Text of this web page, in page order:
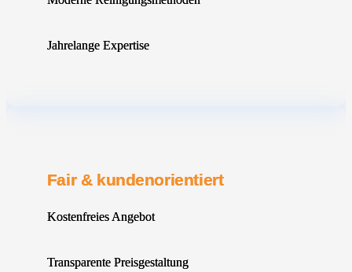
Jahrelange Expertise
Fair & kundenorientiert
Kostenfreies Angebot
Transparente Preisgestaltung